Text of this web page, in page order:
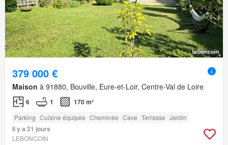
379 000 €
Maison à 91880, Bouville, Eure-et-Loir, Centre-Val de Loire
6 1 170 m²
Parking Cuisine équipée Cheminée Cave Terrasse Jardin
Il y a 21 jours
LEBONCOIN